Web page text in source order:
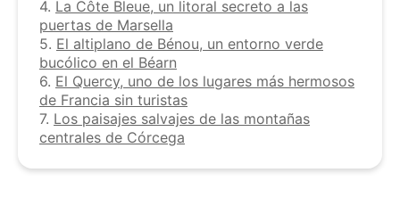
4. La Côte Bleue, un litoral secreto a las
puertas de Marsella
5. El altiplano de Bénou, un entorno verde
bucólico en el Béarn
6. El Quercy, uno de los lugares más hermosos
de Francia sin turistas
7. Los paisajes salvajes de las montañas
centrales de Córcega